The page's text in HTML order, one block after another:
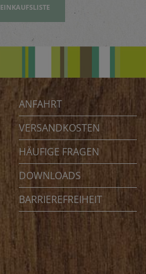
EINKAUFSLISTE
ANFAHRT
VERSANDKOSTEN
HÄUFIGE FRAGEN
DOWNLOADS
BARRIEREFREIHEIT